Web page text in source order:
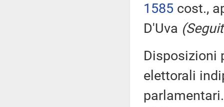
1585 cost.,
D'Uva
Disposizioni
elettorali